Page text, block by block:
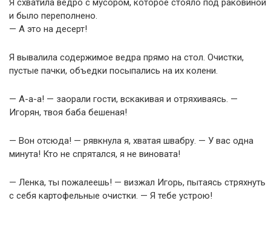
Я схватила ведро с мусором, которое стояло под раковиной
и было переполнено.
— А это на десерт!
Я вывалила содержимое ведра прямо на стол. Очистки,
пустые пачки, объедки посыпались на их колени.
— А-а-а! — заорали гости, вскакивая и отряхиваясь. —
Игорян, твоя баба бешеная!
— Вон отсюда! — рявкнула я, хватая швабру. — У вас одна
минута! Кто не спрятался, я не виновата!
— Ленка, ты пожалеешь! — визжал Игорь, пытаясь стряхнуть
с себя картофельные очистки. — Я тебе устрою!